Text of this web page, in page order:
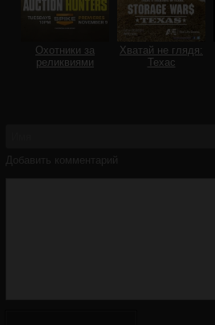
Охотники за
реликвиями
Хватай не глядя:
Техас
Добавить комментарий